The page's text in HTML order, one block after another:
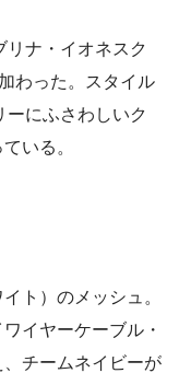
ナ・イオネスク
わった。スタイル
ーにふさわしいク
いる。
ト）のメッシュ。
イヤーケーブル・
チームネイビーが